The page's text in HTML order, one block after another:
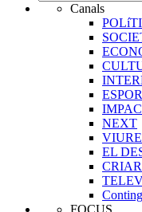
Canals
NEXT
EL
CRIAR
FOCUS